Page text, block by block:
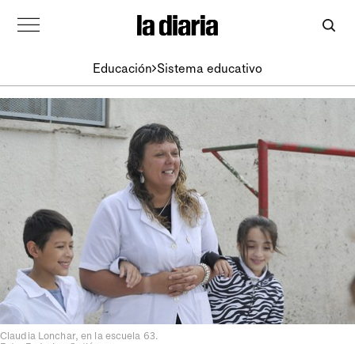
Educación Sistema educativo
Claudia Lonchar, en la escuela 63.